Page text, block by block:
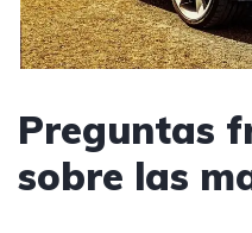
Preguntas
sobre las